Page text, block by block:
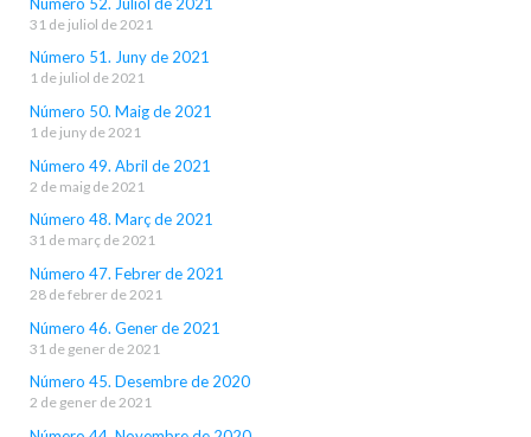
31 de juliol de 2021
Número 51. Juny de 2021
1 de juliol de 2021
Número 50. Maig de 2021
1 de juny de 2021
Número 49. Abril de 2021
2 de maig de 2021
Número 48. Març de 2021
31 de març de 2021
Número 47. Febrer de 2021
28 de febrer de 2021
Número 46. Gener de 2021
31 de gener de 2021
Número 45. Desembre de 2020
2 de gener de 2021